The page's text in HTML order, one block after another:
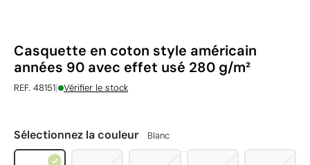
Casquette en coton style américain
années 90 avec effet usé 280 g/m²
REF. 48151| Vérifier le stock
Sélectionnez la couleur Blanc